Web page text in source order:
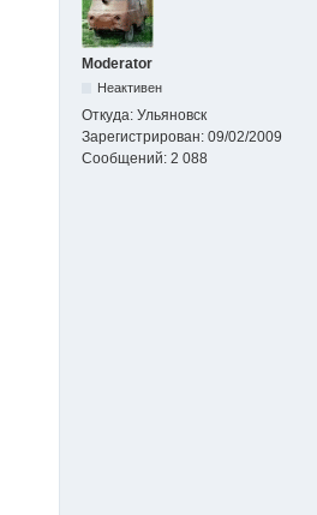
Moderator
Неактивен
Откуда: Ульяновск
Зарегистрирован: 09/02/2009
Сообщений: 2 088